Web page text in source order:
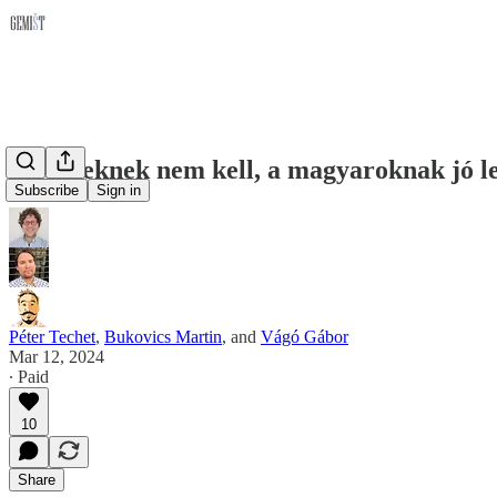
Subscribe Sign in
A cseheknek nem kell, a magyaroknak jó
Péter Techet, Bukovics Martin, and Vágó Gábor
Mar 12, 2024
∙ Paid
10
Share